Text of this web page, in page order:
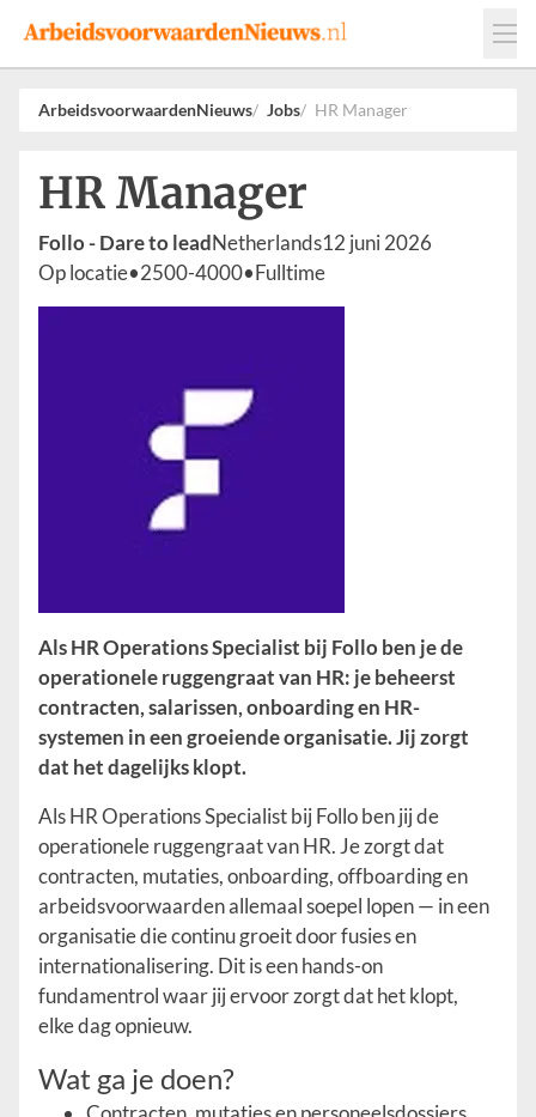
Events
Adverteren
Leveranciers
Contact
ArbeidsvoorwaardenNieuws Jobs HR Manager
HR Manager
Follo - Dare to leadNetherlands12 juni 2026
Op locatie•2500-4000•Fulltime
Als HR Operations Specialist bij Follo ben je de
operationele ruggengraat van HR: je beheerst
contracten, salarissen, onboarding en HR-
systemen in een groeiende organisatie. Jij zorgt
dat het dagelijks klopt.
Als HR Operations Specialist bij Follo ben jij de
operationele ruggengraat van HR. Je zorgt dat
contracten, mutaties, onboarding, offboarding en
arbeidsvoorwaarden allemaal soepel lopen — in een
organisatie die continu groeit door fusies en
internationalisering. Dit is een hands-on
fundamentrol waar jij ervoor zorgt dat het klopt,
elke dag opnieuw.
Wat ga je doen?